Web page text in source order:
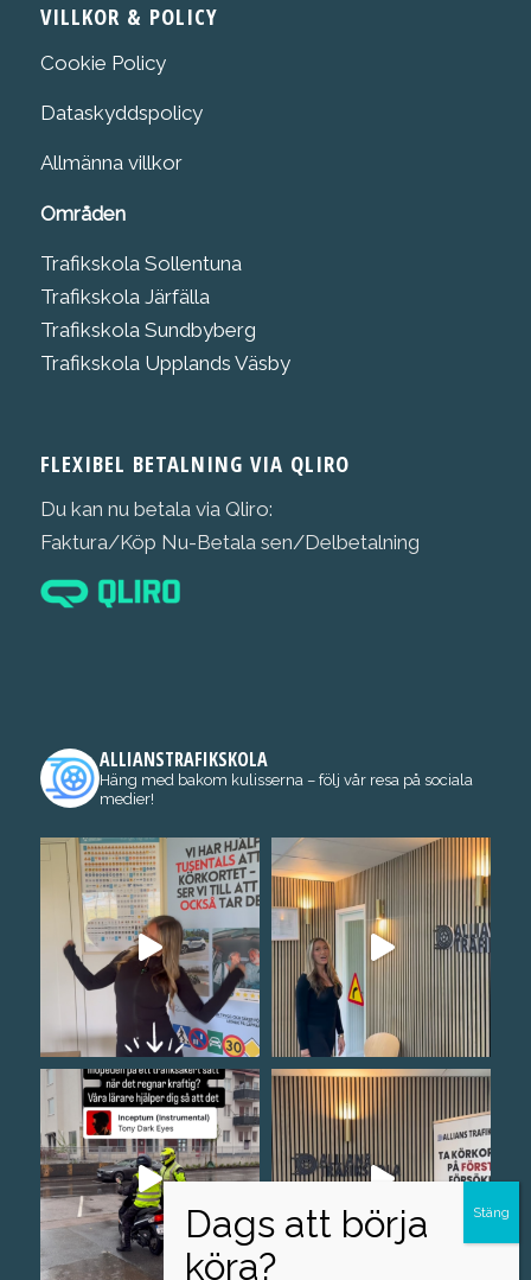
VILLKOR & POLICY
Cookie Policy
Dataskyddspolicy
Allmänna villkor
Områden
Trafikskola Sollentuna
Trafikskola Järfälla
Trafikskola Sundbyberg
Trafikskola Upplands Väsby
FLEXIBEL BETALNING VIA QLIRO
Du kan nu betala via Qliro:
Faktura/Köp Nu-Betala sen/Delbetalning
ALLIANSTRAFIKSKOLA
Häng med bakom kulisserna – följ vår resa på sociala
medier!